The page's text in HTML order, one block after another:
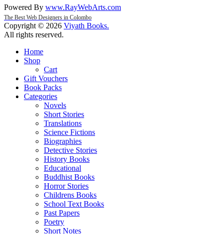
Powered By www.RayWebArts.com
The Best Web Designers in Colombo
Copyright © 2026 Viyath Books.
All rights reserved.
Home
Shop
Cart
Gift Vouchers
Book Packs
Categories
Novels
Short Stories
Translations
Science Fictions
Biographies
Detective Stories
History Books
Educational
Buddhist Books
Horror Stories
Childrens Books
School Text Books
Past Papers
Poetry
Short Notes